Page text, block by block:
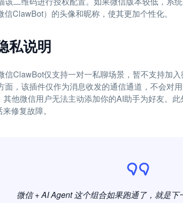
ClawBot）的头像和昵称，使其更加个性化。
私说明
信ClawBot仅支持一对一私聊场景，暂不支持加
面，该插件仅作为消息收发的通信通道，不会对
他微信用户无法主动添加你的AI助手为好友。
修复故障。
微信 + AI Agent 这个组合如果跑通了，就是下